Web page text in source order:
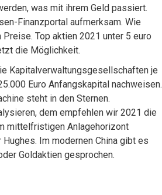
was mit ihrem Geld passiert.
Finanzportal aufmerksam. Wie
Top aktien 2021 unter 5 euro
die Möglichkeit.
Kapitalverwaltungsgesellschaften je
Euro Anfangskapital nachweisen.
steht in den Sternen.
dem empfehlen wir 2021 die
mittelfristigen Anlagehorizont
Im modernen China gibt es
Goldaktien gesprochen.